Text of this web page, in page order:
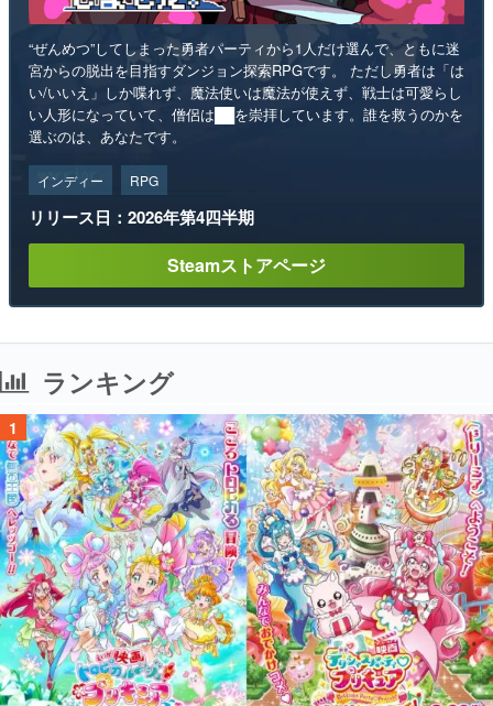
“ぜんめつ”してしまった勇者パーティから1人だけ選んで、ともに迷
宮からの脱出を目指すダンジョン探索RPGです。 ただし勇者は「は
い/いいえ」しか喋れず、魔法使いは魔法が使えず、戦士は可愛らし
い人形になっていて、僧侶は██を崇拝しています。誰を救うのかを
選ぶのは、あなたです。
インディー RPG
リリース日：2026年第4四半期
Steamストアページ
ランキング
1